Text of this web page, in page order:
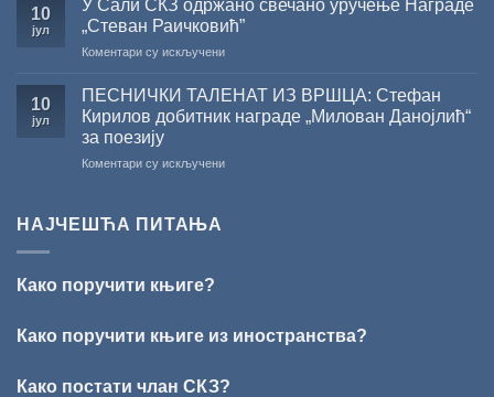
српском
ГОДИНУ
СНИЖЕЊЕ
10
јул
У Сали СКЗ одржано свечано уручење Награде
„Стеван Раичковић”
Коментари су искљученина
Сали
одржано
уручење
10
јул
ПЕСНИЧКИ ТАЛЕНАТ ИЗ ВРШЦА: Стефан
Кирилов добитник награде „Милован Данојлић“
за поезију
Коментари су искљученина
„Милован
поезију
НАЈЧЕШЋА ПИТАЊА
Како поручити књиге?
Како поручити књиге из иностранства?
Како постати члан СКЗ?